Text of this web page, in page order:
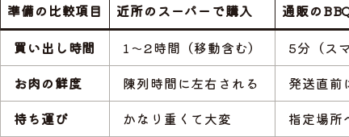
準備の比較項目 近所のスーパーで購入
通販の
買い出し時間
1〜2時間（移動含む）
5分（ス
お肉の鮮度
陳列時間に左右される
発送直前
持ち運び
かなり重くて大変
指定場所